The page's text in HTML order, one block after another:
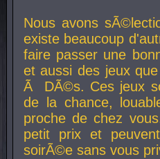
Nous avons
existe beaucoup
faire passer une
et aussi des jeux
Ã DÃ©s. Ces jeux
de la chance,
proche de chez
petit prix et
soirÃ©e sans vous